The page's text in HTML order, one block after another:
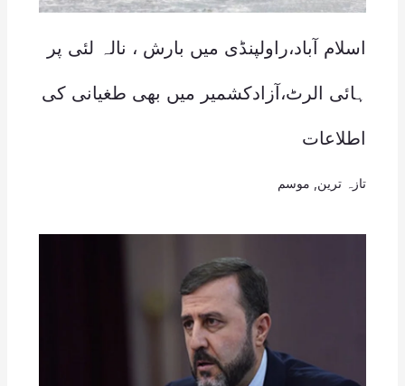
اسلام آباد،راولپنڈی میں بارش ، نالہ لئی پر
ہائی الرٹ،آزادکشمیر میں بھی طغیانی کی
اطلاعات
تازہ ترین موسم